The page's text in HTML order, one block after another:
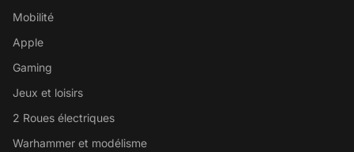
Mobilité
Apple
Gaming
Jeux et loisirs
2 Roues électriques
Warhammer et modélisme